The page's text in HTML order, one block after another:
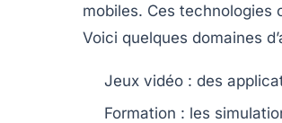
mobiles. Ces technologies
Voici quelques domaines
Jeux vidéo : des
Formation : les